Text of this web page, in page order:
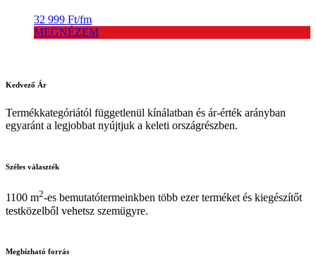
32 999 Ft/fm
MEGNÉZEM
Kedvező Ár
Termékkategóriától függetlenül kínálatban és ár-érték arányban
egyaránt a legjobbat nyújtjuk a keleti országrészben.
Széles választék
1100 m2-es bemutatótermeinkben több ezer terméket és kiegészítőt
testközelből vehetsz szemügyre.
Megbízható forrás